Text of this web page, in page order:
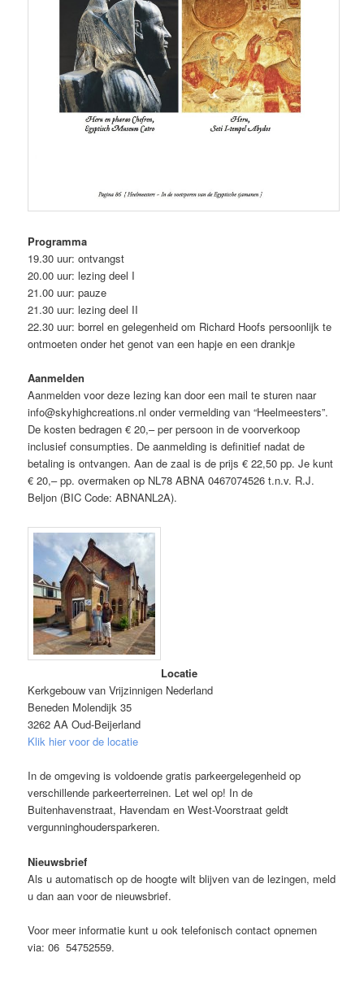
Programma
19.30 uur: ontvangst
20.00 uur: lezing deel I
21.00 uur: pauze
21.30 uur: lezing deel II
22.30 uur: borrel en gelegenheid om Richard Hoofs persoonlijk te
ontmoeten onder het genot van een hapje en een drankje
Aanmelden
Aanmelden voor deze lezing kan door een mail te sturen naar
info@skyhighcreations.nl onder vermelding van “Heelmeesters”.
De kosten bedragen € 20,– per persoon in de voorverkoop
inclusief consumpties. De aanmelding is definitief nadat de
betaling is ontvangen. Aan de zaal is de prijs € 22,50 pp. Je kunt
€ 20,– pp. overmaken op NL78 ABNA 0467074526 t.n.v. R.J.
Beljon (BIC Code: ABNANL2A).
Locatie
Kerkgebouw van Vrijzinnigen Nederland
Beneden Molendijk 35
3262 AA Oud-Beijerland
Klik hier voor de locatie
In de omgeving is voldoende gratis parkeergelegenheid op
verschillende parkeerterreinen. Let wel op! In de
Buitenhavenstraat, Havendam en West-Voorstraat geldt
vergunninghoudersparkeren.
Nieuwsbrief
Als u automatisch op de hoogte wilt blijven van de lezingen, meld
u dan aan voor de nieuwsbrief.
Voor meer informatie kunt u ook telefonisch contact opnemen
via: 06 54752559.